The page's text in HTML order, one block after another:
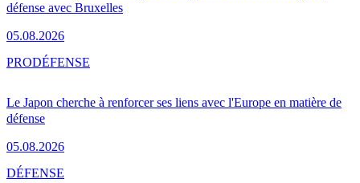
défense avec Bruxelles
05.08.2026
Le Japon cherche à renforcer ses liens avec l'Europe en matière de
défense
05.08.2026
PRODÉFENSE
DÉFENSE